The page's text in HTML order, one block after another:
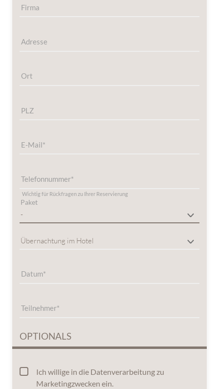
Firma
Adresse
Ort
PLZ
E-Mail
Wichtig für Rückfragen zu Ihrer Reservierung
Telefonnummer
Paket
Datum
Teilnehmer
OPTIONALS
Ich willige in die Datenverarbeitung zu
Marketingzwecken ein.